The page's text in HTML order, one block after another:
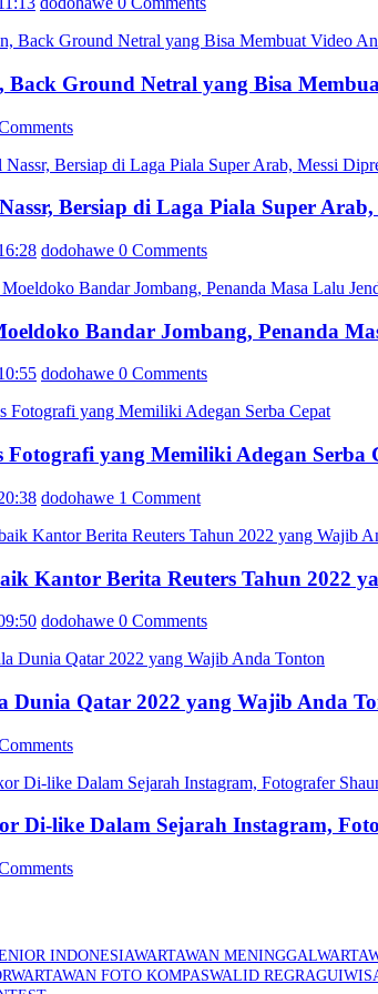
Back Ground Netral yang Bisa
Bersiap di Laga Piala Super
dodohawe 0 Comments
Bandar Jombang, Penanda
dodohawe 0 Comments
yang Memiliki Adegan Serba
dodohawe 1 Comment
Kantor Berita Reuters Tahun 2022
dodohawe 0 Comments
Dunia Qatar 2022 yang Wajib Anda
Di-like Dalam Sejarah Instagram,
INDONESIAWARTAWAN MENINGGAL
WARTAWAN FOTO KOMPASWALID REGRAGUI